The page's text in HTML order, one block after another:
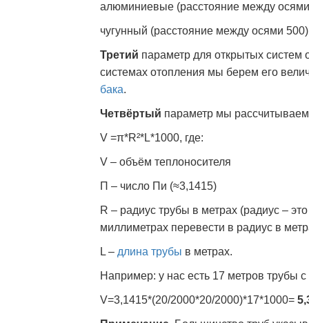
алюминиевые (расстояние между
чугунный (расстояние между осями
Третий параметр для открытых
системах отопления мы берем его
бака.
Четвёртый параметр мы
V =π*R²*L*1000, где:
V – объём теплоносителя
Π – число Пи (≈3,1415)
R – радиус трубы в метрах (радиус –
миллиметрах перевести в радиус в
L – длина трубы в метрах.
Например: у нас есть 17 метров трубы
V=3,1415*(20/2000*20/2000)*17*1000=